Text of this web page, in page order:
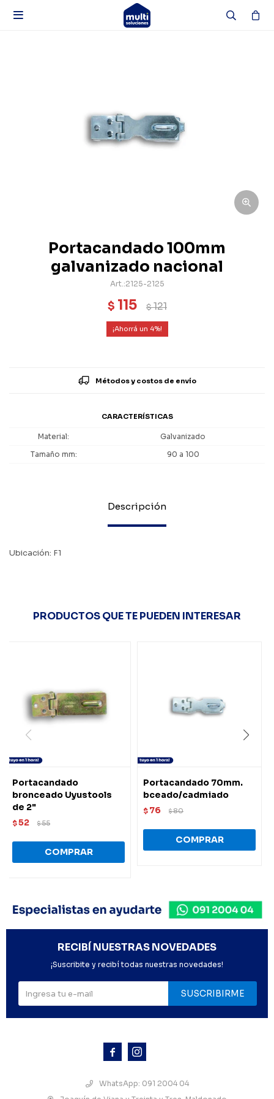

Portacandado 100mm
galvanizado nacional
2125-2125
$ 115 $121
4
Métodos y costos de envío
CARACTERÍSTICAS
Material
Galvanizado
Tamaño mm
90 a 100
Descripción
Ubicación: F1
PRODUCTOS QUE TE PUEDEN INTERESAR
Portacandado
bronceado Uyustools
de 2"
$52 $55
Portacandado 70mm.
bceado/cadmiado
$ 76 $80
 
WhatsApp: 091 2004 04
RECIBÍ NUESTRAS NOVEDADES
¡Suscribite y recibí todas nuestras novedades!
SUSCRIBIRME